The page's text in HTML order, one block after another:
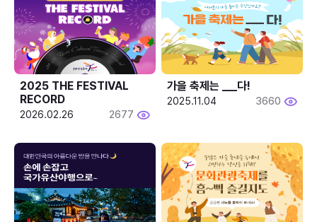
2025 THE FESTIVAL
RECORD
2026.02.26 2677
2025.11.04 3660